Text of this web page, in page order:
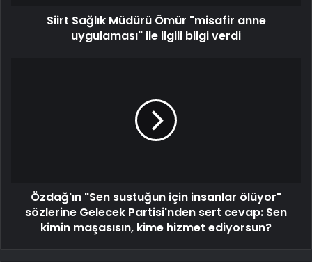
Siirt Sağlık Müdürü Ömür "misafir anne
uygulaması" ile ilgili bilgi verdi
Özdağ'ın "Sen sustuğun için insanlar ölüyor"
sözlerine Gelecek Partisi'nden sert cevap: Sen
kimin maşasısın, kime hizmet ediyorsun?